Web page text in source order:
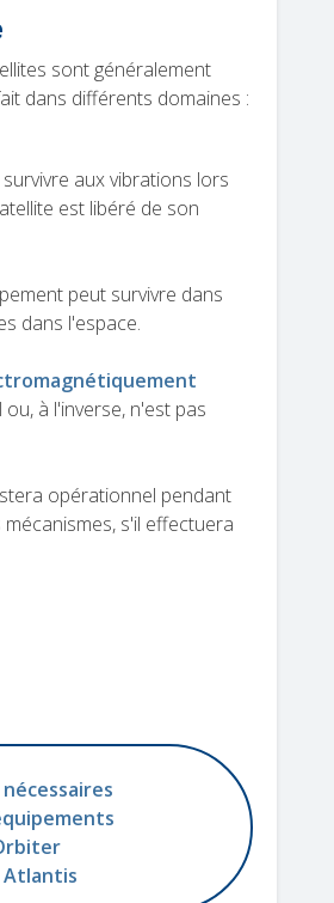
sont généralement
dans différents domaines :
aux vibrations lors
est libéré de son
peut survivre dans
dans l'espace.
à l'inverse, n'est pas
opérationnel pendant
s'il effectuera
Atlantis